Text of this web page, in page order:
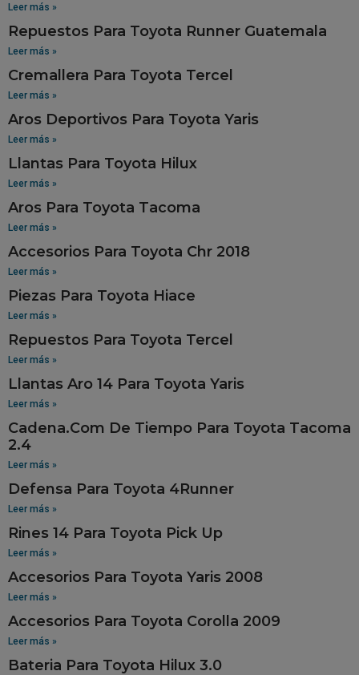
Leer más »
Repuestos Para Toyota Runner Guatemala
Leer más »
Cremallera Para Toyota Tercel
Leer más »
Aros Deportivos Para Toyota Yaris
Leer más »
Llantas Para Toyota Hilux
Leer más »
Aros Para Toyota Tacoma
Leer más »
Accesorios Para Toyota Chr 2018
Leer más »
Piezas Para Toyota Hiace
Leer más »
Repuestos Para Toyota Tercel
Leer más »
Llantas Aro 14 Para Toyota Yaris
Leer más »
Cadena.Com De Tiempo Para Toyota Tacoma
2.4
Leer más »
Defensa Para Toyota 4Runner
Leer más »
Rines 14 Para Toyota Pick Up
Leer más »
Accesorios Para Toyota Yaris 2008
Leer más »
Accesorios Para Toyota Corolla 2009
Leer más »
Bateria Para Toyota Hilux 3.0